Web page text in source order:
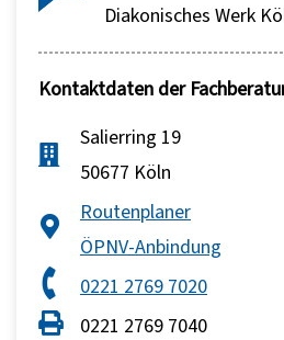
Diakonisches Werk
Kontaktdaten der
Salierring 19
50677 Köln
Routenplaner
ÖPNV-Anbindung
0221 2769 7020
0221 2769 7040